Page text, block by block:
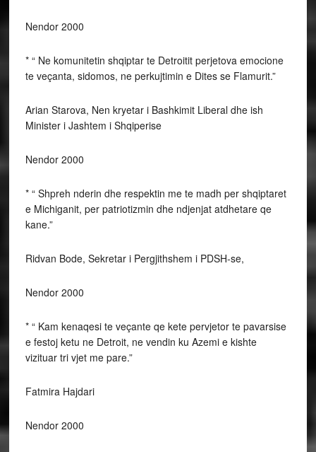
Nendor 2000
* “ Ne komunitetin shqiptar te Detroitit perjetova emocione
te veçanta, sidomos, ne perkujtimin e Dites se Flamurit.”
Arian Starova, Nen kryetar i Bashkimit Liberal dhe ish
Minister i Jashtem i Shqiperise
Nendor 2000
* “ Shpreh nderin dhe respektin me te madh per shqiptaret
e Michiganit, per patriotizmin dhe ndjenjat atdhetare qe
kane.”
Ridvan Bode, Sekretar i Pergjithshem i PDSH-se,
Nendor 2000
* “ Kam kenaqesi te veçante qe kete pervjetor te pavarsise
e festoj ketu ne Detroit, ne vendin ku Azemi e kishte
vizituar tri vjet me pare.”
Fatmira Hajdari
Nendor 2000